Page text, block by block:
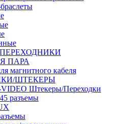
ПАРА
магнитного кабеля
ШТЕКЕРЫ
Штекеры/Переходки
разъемы